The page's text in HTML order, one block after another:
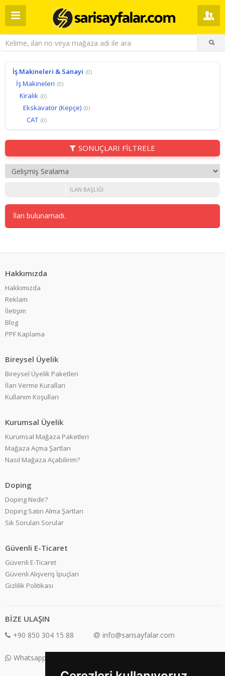
İş Makineleri & Sanayi (0)
İş Makineleri (0)
Kiralık (0)
Ekskavatör (Kepçe) (0)
CAT (0)
SONUÇLARI FİLTRELE
İLAN BAŞLIĞI
İlan bulunamadı.
Hakkımızda
Hakkımızda
Reklam
İletişim
Blog
PPF Kaplama
Bireysel Üyelik
Bireysel Üyelik Paketleri
İlan Verme Kuralları
Kullanım Koşulları
Kurumsal Üyelik
Kurumsal Mağaza Paketleri
Mağaza Açma Şartları
Nasıl Mağaza Açabilirim?
Doping
Doping Nedir?
Doping Satın Alma Şartları
Sık Sorulan Sorular
Güvenli E-Ticaret
Güvenli E-Ticaret
Güvenli Alışveriş İpuçları
Gizlilik Politikası
BİZE ULAŞIN
+90 850 304 15 88 info@sarisayfalar.com
Whatsapp Destek: +90 850 304 15 88